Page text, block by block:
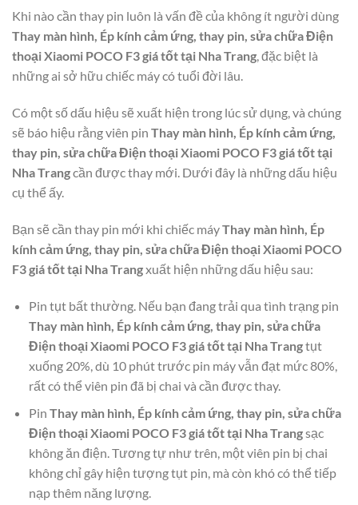
Khi nào cần thay pin luôn là vấn đề của không ít người dùng
Thay màn hình, Ép kính cảm ứng, thay pin, sửa chữa Điện
thoại Xiaomi POCO F3 giá tốt tại Nha Trang, đặc biệt là
những ai sở hữu chiếc máy có tuổi đời lâu.
Có một số dấu hiệu sẽ xuất hiện trong lúc sử dụng, và chúng
sẽ báo hiệu rằng viên pin Thay màn hình, Ép kính cảm ứng,
thay pin, sửa chữa Điện thoại Xiaomi POCO F3 giá tốt tại
Nha Trangcần được thay mới. Dưới đây là những dấu hiệu
cụ thể ấy.
Bạn sẽ cần thay pin mới khi chiếc máyThay màn hình, Ép
kính cảm ứng, thay pin, sửa chữa Điện thoại Xiaomi POCO
F3 giá tốt tại Nha Trangxuất hiện những dấu hiệu sau:
Pin tụt bất thường. Nếu bạn đang trải qua tình trạng pin
Thay màn hình, Ép kính cảm ứng, thay pin, sửa chữa
Điện thoại Xiaomi POCO F3 giá tốt tại Nha Trangtụt
xuống 20%, dù 10 phút trước pin máy vẫn đạt mức 80%,
rất có thể viên pin đã bị chai và cần được thay.
Pin Thay màn hình, Ép kính cảm ứng, thay pin, sửa chữa
Điện thoại Xiaomi POCO F3 giá tốt tại Nha Trangsạc
không ăn điện. Tương tự như trên, một viên pin bị chai
không chỉ gây hiện tượng tụt pin, mà còn khó có thể tiếp
nạp thêm năng lượng.